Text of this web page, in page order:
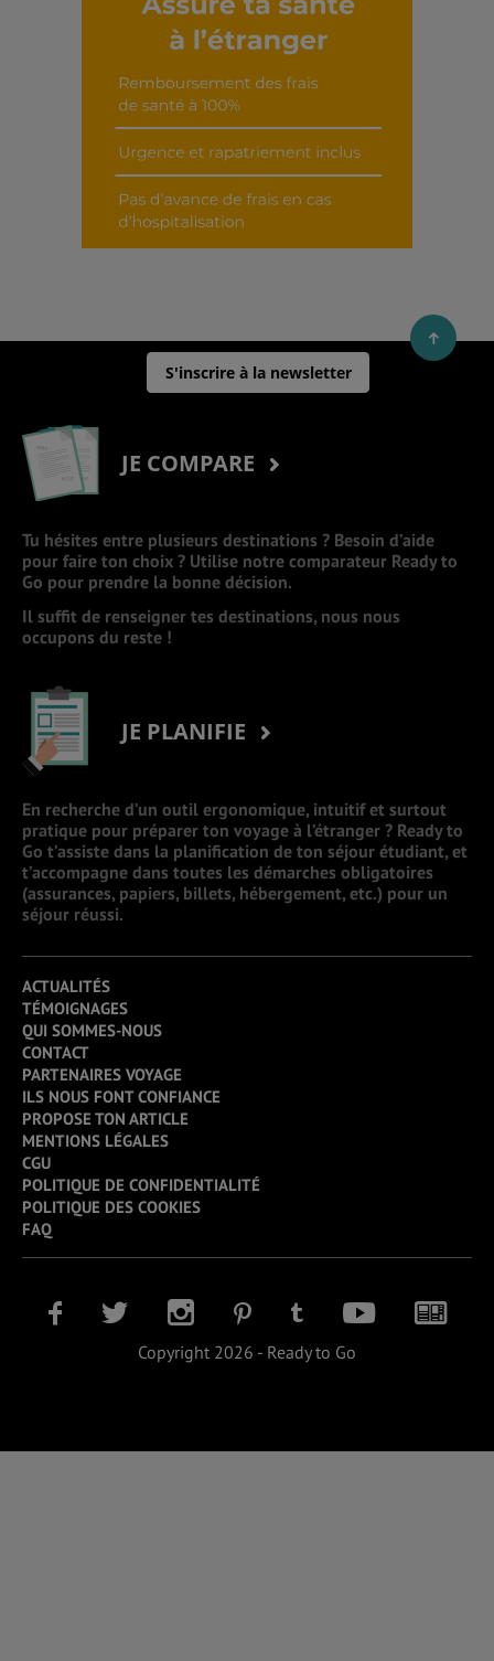
Découvrir cet interview
S'inscrire à la newsletter
JE COMPARE
Tu hésites entre plusieurs destinations ? Besoin d’aide
pour faire ton choix ? Utilise notre comparateur Ready to
Go pour prendre la bonne décision.
Il suffit de renseigner tes destinations, nous nous
occupons du reste !
JE PLANIFIE
En recherche d’un outil ergonomique, intuitif et surtout
pratique pour préparer ton voyage à l’étranger ? Ready to
Go t’assiste dans la planification de ton séjour étudiant, et
t’accompagne dans toutes les démarches obligatoires
(assurances, papiers, billets, hébergement, etc.) pour un
séjour réussi.
ACTUALITÉS
TÉMOIGNAGES
QUI SOMMES-NOUS
CONTACT
PARTENAIRES VOYAGE
ILS NOUS FONT CONFIANCE
PROPOSE TON ARTICLE
MENTIONS LÉGALES
CGU
POLITIQUE DE CONFIDENTIALITÉ
POLITIQUE DES COOKIES
FAQ
Copyright 2026 - Ready to Go